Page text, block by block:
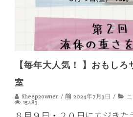
【毎年大人気！ 】おもし
室
Sheep2owner 2024年7月3日
15483